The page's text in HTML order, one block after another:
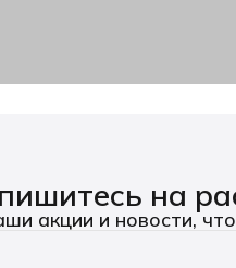
на
акции и новости,